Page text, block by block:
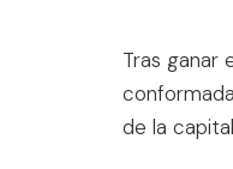
Tras ganar
de la